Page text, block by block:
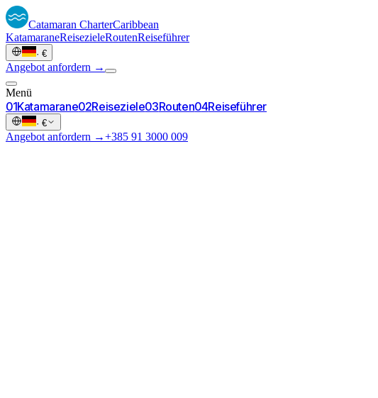
Catamaran CharterCaribbean
KatamaraneReisezieleRoutenReiseführer
· €
Angebot anfordern →
Menü
01Katamarane02Reiseziele03Routen04Reiseführer
· €
Angebot anfordern →+385 91 3000 009